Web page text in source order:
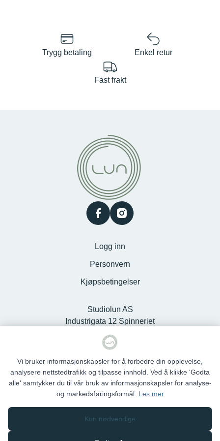
Trygg betaling Enkel retur
Fast frakt
facebookinstagram
Logg inn
Personvern
Kjøpsbetingelser
Studiolun AS
Industrigata 12 Spinneriet
Kjøpesenter, 6100 Volda -
Org.nr. 925127868
Studio Lun © 2026
Vi bruker informasjonskapsler for å forbedre din opplevelse,
analysere nettstedtrafikk og tilpasse innhold. Ved å klikke 'Godta
alle' samtykker du til vår bruk av informasjonskapsler for analyse-
og markedsføringsformål. Les mer
Kun nødvendige